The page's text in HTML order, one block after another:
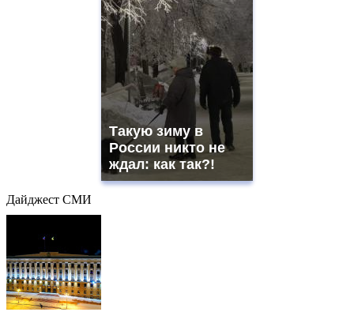
Такую зиму в
России никто не
ждал: как так?!
Дайджест СМИ